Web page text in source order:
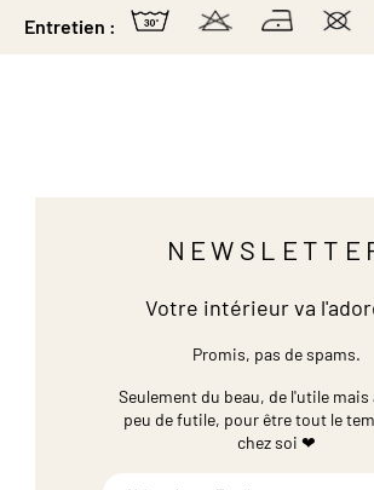
Entretien :
Votre intérieur va
Promis, pas de spams.
Seulement du beau, de l'utile mais
peu de futile, pour être tout le
chez soi ❤